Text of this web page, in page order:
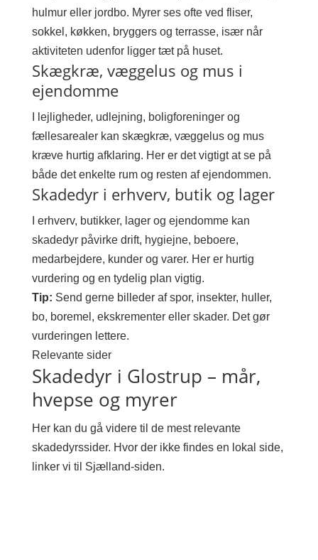
hulmur eller jordbo. Myrer ses ofte ved fliser,
sokkel, køkken, bryggers og terrasse, især når
aktiviteten udenfor ligger tæt på huset.
Skægkræ, væggelus og mus i
ejendomme
I lejligheder, udlejning, boligforeninger og
fællesarealer kan skægkræ, væggelus og mus
kræve hurtig afklaring. Her er det vigtigt at se på
både det enkelte rum og resten af ejendommen.
Skadedyr i erhverv, butik og lager
I erhverv, butikker, lager og ejendomme kan
skadedyr påvirke drift, hygiejne, beboere,
medarbejdere, kunder og varer. Her er hurtig
vurdering og en tydelig plan vigtig.
Tip: Send gerne billeder af spor, insekter, huller,
bo, boremel, ekskrementer eller skader. Det gør
vurderingen lettere.
Relevante sider
Skadedyr i Glostrup – mår,
hvepse og myrer
Her kan du gå videre til de mest relevante
skadedyrssider. Hvor der ikke findes en lokal side,
linker vi til Sjælland-siden.